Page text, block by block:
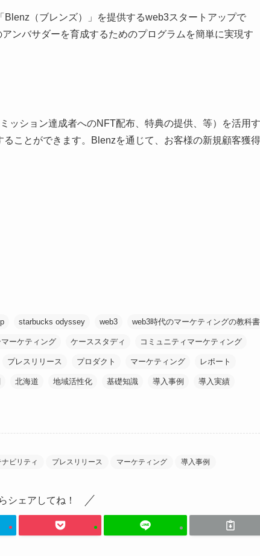
（ブレンズ）」を提供するweb3スタートアップで
ンバサダーを育成するためのプログラムを簡単に実現す
ッション達成者へのNFT配布、特典の提供、等）を活用す
ことができます。Blenzを通じて、お客様の新規顧客獲得
です。
starbucks odyssey web3 web3時代のマーケティングの教科書
ーケティング ケーススタディ コミュニティマーケティング
プレスリリース プロダクト マーケティング レポート
北海道 地域活性化 基礎知識 導入事例 導入実績
ビリティ プレスリリース マーケティング 導入事例
シェアしてね！